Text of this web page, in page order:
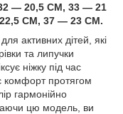
— 20,5 СМ, 33 — 21
СМ, 37 — 23 СМ.
активних дітей, які
та липучки
ніжку під час
комфорт протягом
гармонійно
цю модель, ви